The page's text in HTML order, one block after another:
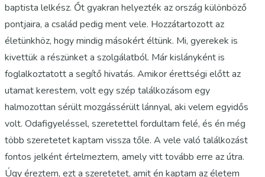
baptista lelkész. Őt gyakran helyezték az ország különböző
pontjaira, a család pedig ment vele. Hozzátartozott az
életünkhöz, hogy mindig másokért éltünk. Mi, gyerekek is
kivettük a részünket a szolgálatból. Már kislányként is
foglalkoztatott a segítő hivatás. Amikor érettségi előtt az
utamat kerestem, volt egy szép találkozásom egy
halmozottan sérült mozgássérült lánnyal, aki velem egyidős
volt. Odafigyeléssel, szeretettel fordultam felé, és én még
több szeretetet kaptam vissza tőle. A vele való találkozást
fontos jelként értelmeztem, amely vitt tovább erre az útra.
Úgy éreztem, ezt a szeretetet, amit én kaptam az életem